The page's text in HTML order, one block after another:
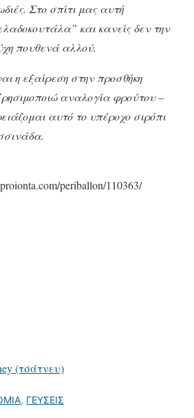
Στο σπίτι μας αυτή
και κανείς δεν την
πουθενά αλλού.
η εξαίρεση στην προσθήκη
αναλογία φρούτου –
αυτό το υπέροχο σιρόπι
periballon/110363/
(τσάτνευ)
, ΓΕΥΣΕΙΣ